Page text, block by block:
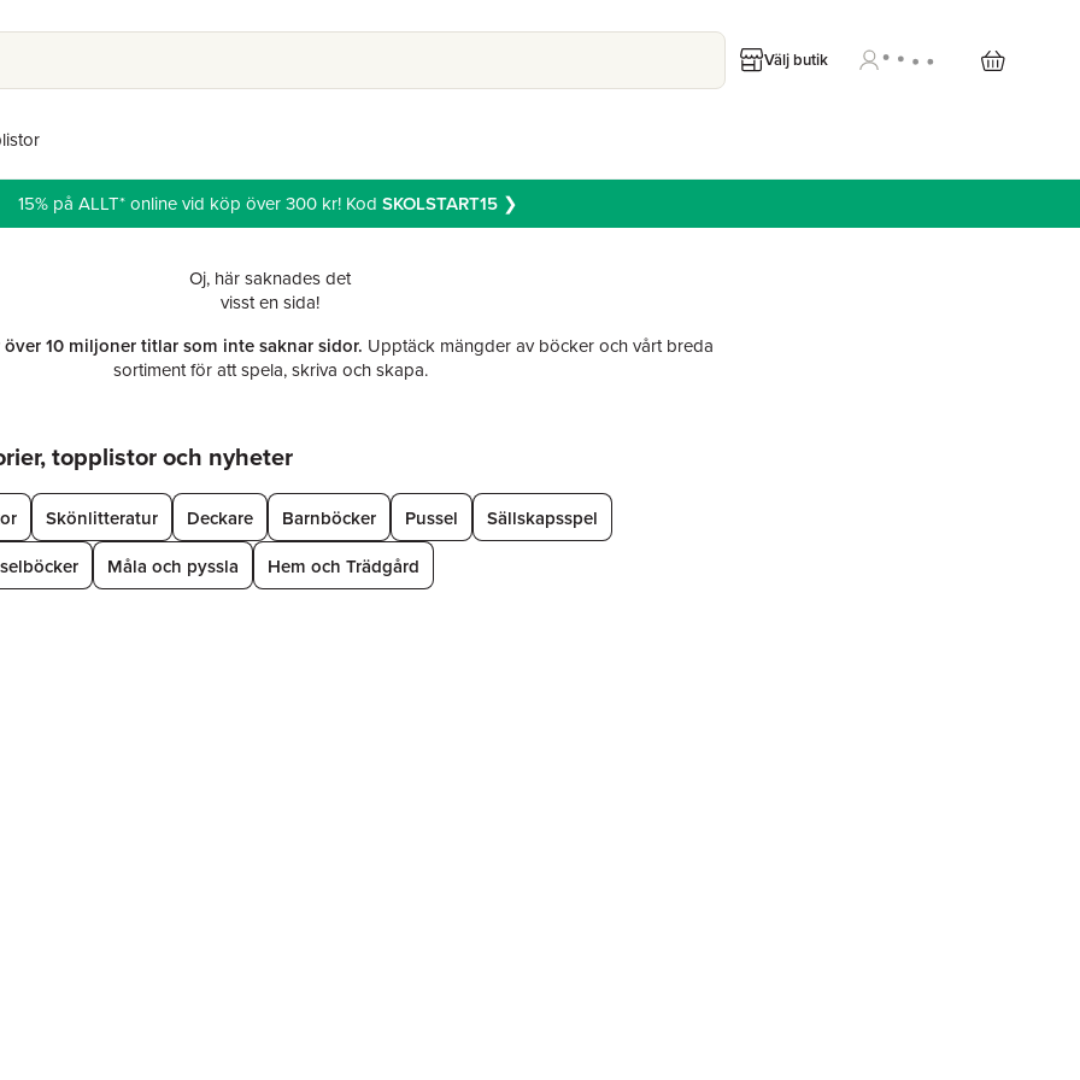
Välj butik
15% på ALLT* online vid köp över 300 kr! Kod SKOLSTART15❯
Oj, här saknades det
visst en sida!
10 miljoner titlar som inte saknar sidor. Upptäck mängder av böcker och vårt breda
sortiment för att spela, skriva och skapa.
topplistor och nyheter
Skönlitteratur Deckare Barnböcker Pussel
Sällskapsspel
Måla och pyssla Hem och Trädgård